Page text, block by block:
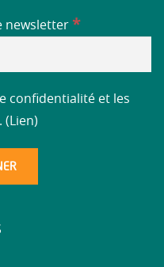
newsletter *
confidentialité et les
( Lien)